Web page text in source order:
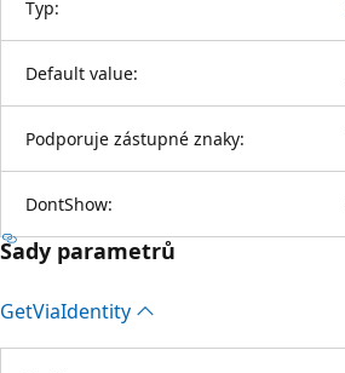
Typ:
Default value:
Podporuje zástupné znaky:
DontShow:
Sady parametrů
GetViaIdentity